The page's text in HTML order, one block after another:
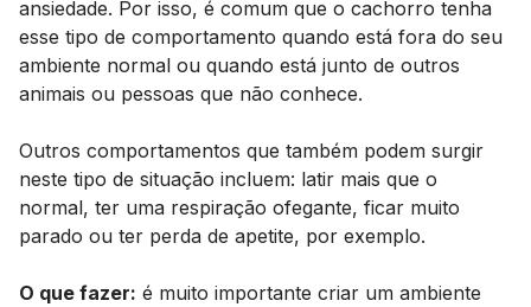
ansiedade. Por isso, é comum que o cachorro tenha
esse tipo de comportamento quando está fora do seu
ambiente normal ou quando está junto de outros
animais ou pessoas que não conhece.
Outros comportamentos que também podem surgir
neste tipo de situação incluem: latir mais que o
normal, ter uma respiração ofegante, ficar muito
parado ou ter perda de apetite, por exemplo.
O que fazer: é muito importante criar um ambiente